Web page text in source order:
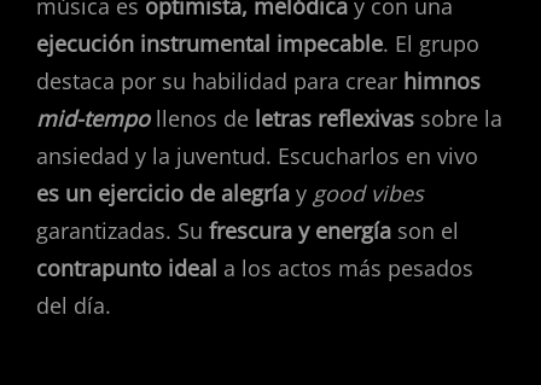
ejecución instrumental impecable. El grupo
destaca por su habilidad para crear himnos
mid-tempollenos de letras reflexivas sobre la
ansiedad y la juventud. Escucharlos en vivo
es un ejercicio de alegría y good vibes
garantizadas. Su frescura y energía son el
contrapunto ideal a los actos más pesados
del día.